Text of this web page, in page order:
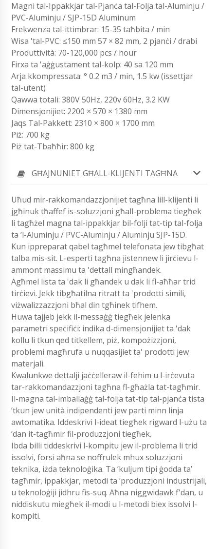
Magni tal-Ippakkjar tal-Pjanċa tal-Folja tal-Aluminju /
PVC-Aluminju / SJP-15D Aluminum
Frekwenza tal-ittimbrar: 15-35 taħbita / min
Wisa 'tal-PVC: ≤150 mm 57 × 82 mm, 2 pjanċi / drabi
Produttività: 70-120,000 pcs / hour
Firxa ta 'aġġustament tal-kolp: 40 sa 120 mm
Arja kkompressata: ° 0.2 m3 / min, 1.5 kw (issettjar
tal-utent)
Qawwa totali: 380V 50Hz, 220v 60Hz, 3.2 KW
Dimensjonijiet: 2200 × 570 × 1380 mm
Jaqs Tal-Pakkett: 2310 × 800 × 1700 mm
Piż: 700 kg
Piż tat-Tbaħħir: 800 kg
GĦAJNUNIET GĦALL-KLIJENTI TAGĦNA
Uħud mir-rakkomandazzjonijiet tagħna lill-klijenti li
jgħinuk tħaffef is-soluzzjoni għall-problema tiegħek
li tagħżel magna tal-ippakkjar bil-folji tat-tip tal-folja
ta ’l-Aluminju / PVC-Aluminju / Aluminju SJP-15D.
Kun ippreparat qabel tagħmel telefonata jew tibgħat
talba mis-sit. L-esperti tagħna jistennew li jirċievu l-
ammont massimu ta 'dettall mingħandek.
Agħmel lista ta 'dak li għandek u dak li fl-aħħar trid
tirċievi. Jekk tibgħatilna ritratt ta 'prodotti simili,
viżwalizzazzjoni bħal din tgħinek tifhem.
Huwa tajjeb jekk il-messaġġ tiegħek jelenka
parametri speċifiċi: indika d-dimensjonijiet ta 'dak
kollu li tkun qed titkellem, piż, kompożizzjoni,
problemi magħrufa u nuqqasijiet ta' prodotti jew
materjali.
Kwalunkwe dettalji jaċċelleraw il-fehim u l-irċevuta
tar-rakkomandazzjoni tagħna fl-għażla tat-tagħmir.
Il-magna tal-imballaġġ tal-folja tat-tip tal-pjanċa tista
’tkun jew unità indipendenti jew parti minn linja
awtomatika. Iddeskrivi l-ideat tiegħek rigward l-użu ta
’dan it-tagħmir fil-produzzjoni tiegħek.
Ibda billi tiddeskrivi l-kompitu jew il-problema li trid
issolvi, forsi aħna se noffrulek mhux soluzzjoni
teknika, iżda teknoloġika. Ta ’kuljum tipi ġodda ta’
tagħmir, ippakkjar, metodi ta ’produzzjoni industrijali,
u teknoloġiji jidhru fis-suq. Aħna niggwidawk f'dan, u
niddiskutu miegħek il-modi u l-metodi biex issolvi l-
kompiti.